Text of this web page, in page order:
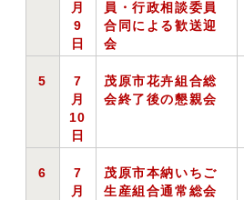
月
9
日
員・行政相談委員
合同による歓送迎
会
5
7
月
10
日
茂原市花卉組合総
会終了後の懇親会
6
7
月
茂原市本納いちご
生産組合通常総会